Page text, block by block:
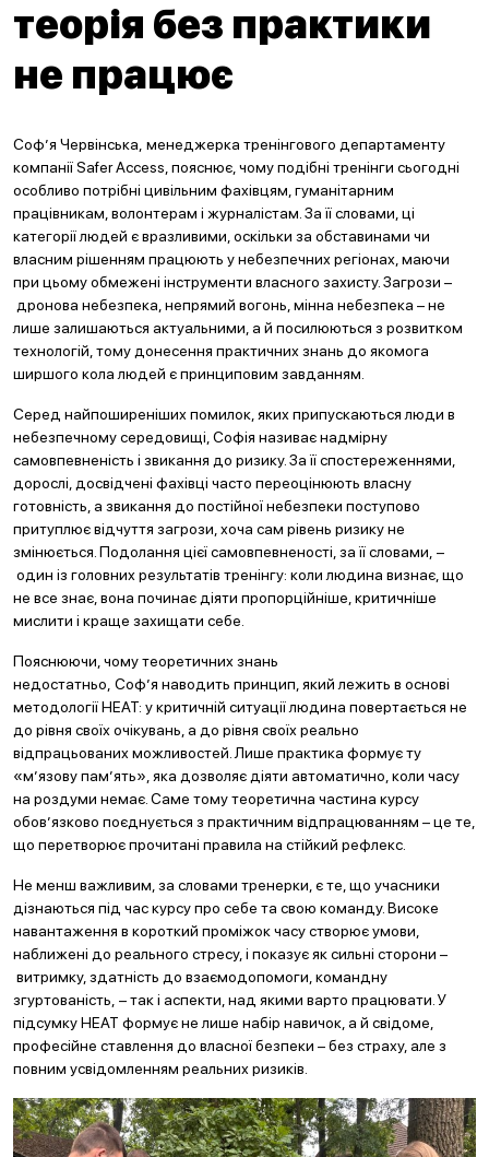
теорія без практики
не працює
Соф’я Червінська, менеджерка тренінгового департаменту
компанії Safer Access, пояснює, чому подібні тренінги сьогодні
особливо потрібні цивільним фахівцям, гуманітарним
працівникам, волонтерам і журналістам. За її словами, ці
категорії людей є вразливими, оскільки за обставинами чи
власним рішенням працюють у небезпечних регіонах, маючи
при цьому обмежені інструменти власного захисту. Загрози –
дронова небезпека, непрямий вогонь, мінна небезпека – не
лише залишаються актуальними, а й посилюються з розвитком
технологій, тому донесення практичних знань до якомога
ширшого кола людей є принциповим завданням.
Серед найпоширеніших помилок, яких припускаються люди в
небезпечному середовищі, Софія називає надмірну
самовпевненість і звикання до ризику. За її спостереженнями,
дорослі, досвідчені фахівці часто переоцінюють власну
готовність, а звикання до постійної небезпеки поступово
притуплює відчуття загрози, хоча сам рівень ризику не
змінюється. Подолання цієї самовпевненості, за її словами, –
один із головних результатів тренінгу: коли людина визнає, що
не все знає, вона починає діяти пропорційніше, критичніше
мислити і краще захищати себе.
Пояснюючи, чому теоретичних знань
недостатньо, Соф’я наводить принцип, який лежить в основі
методології HEAT: у критичній ситуації людина повертається не
до рівня своїх очікувань, а до рівня своїх реально
відпрацьованих можливостей. Лише практика формує ту
«м’язову пам’ять», яка дозволяє діяти автоматично, коли часу
на роздуми немає. Саме тому теоретична частина курсу
обов’язково поєднується з практичним відпрацюванням – це те,
що перетворює прочитані правила на стійкий рефлекс.
Не менш важливим, за словами тренерки, є те, що учасники
дізнаються під час курсу про себе та свою команду. Високе
навантаження в короткий проміжок часу створює умови,
наближені до реального стресу, і показує як сильні сторони –
витримку, здатність до взаємодопомоги, командну
згуртованість, – так і аспекти, над якими варто працювати. У
підсумку HEAT формує не лише набір навичок, а й свідоме,
професійне ставлення до власної безпеки – без страху, але з
повним усвідомленням реальних ризиків.